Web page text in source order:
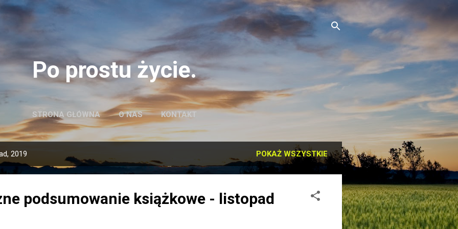
Po prostu życie.
STRONA GŁÓWNA O NAS KONTAKT
2019 POKAŻ WSZYSTKIE
podsumowanie książkowe - listopad